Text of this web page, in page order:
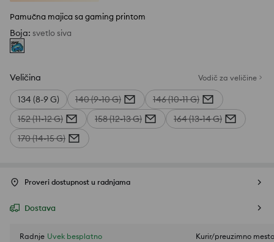
Pamučna majica sa gaming printom
Boja: svetlo siva
Veličina Vodič za veličine
134 (8-9 G) 140 (9-10 G)
146 (10-11 G)
152 (11-12 G)
158 (12-13 G)
164 (13-14 G)
170 (14-15 G)
Proveri dostupnost u radnjama
Dostava
Radnje Uvek besplatno
Kurir/preuzimno mesto